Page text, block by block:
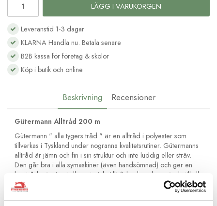
LÄGG I VARUKORGEN
Leveranstid 1-3 dagar
KLARNA Handla nu. Betala senare
B2B kassa för företag & skolor
Köp i butik och online
Beskrivning Recensioner
Gütermann Alltråd 200 m
Gütermann " alla tygers tråd " är en alltråd i polyester som
tillverkas i Tyskland under nogranna kvalitetsrutiner. Gütermanns
alltråd är jämn och fin i sin struktur och inte luddig eller sträv.
Den går bra i alla symaskiner (även handsömnad) och ger en
bra trådspänning i alla material. Alltråden kan du använda till alla
tyger. Den är stark och åldersbeständig och blir inte spröd med
åren. Den är även något elastisk för extra hållbarhet.